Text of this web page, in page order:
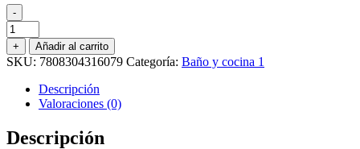
-
LIMPIA
VIDRIOS
TEDDY
DOYPACK
ML.
cantidad
+ Añadir al carrito
SKU: 7808304316079 Categoría: Baño y cocina 1
Descripción
Valoraciones (0)
Descripción